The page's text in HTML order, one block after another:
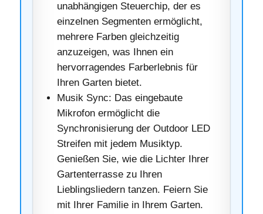
unabhängigen Steuerchip, der es
einzelnen Segmenten ermöglicht,
mehrere Farben gleichzeitig
anzuzeigen, was Ihnen ein
hervorragendes Farberlebnis für
Ihren Garten bietet.
Musik Sync: Das eingebaute
Mikrofon ermöglicht die
Synchronisierung der Outdoor LED
Streifen mit jedem Musiktyp.
Genießen Sie, wie die Lichter Ihrer
Gartenterrasse zu Ihren
Lieblingsliedern tanzen. Feiern Sie
mit Ihrer Familie in Ihrem Garten.